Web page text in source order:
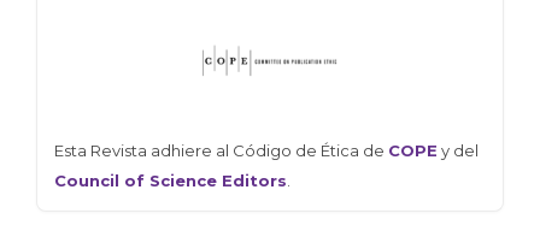
Esta Revista adhiere al Código de Ética de COPE y del
Council of Science Editors